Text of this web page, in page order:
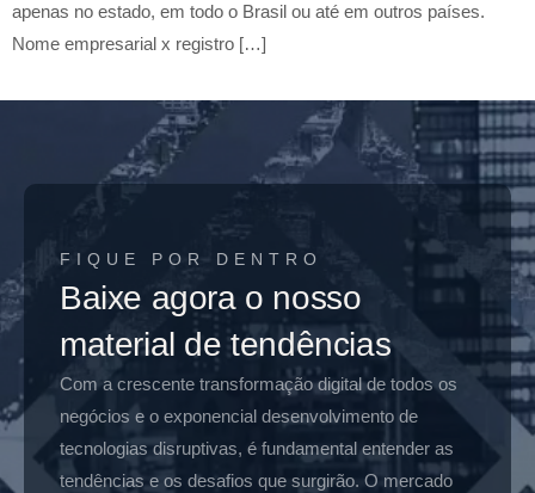
apenas no estado, em todo o Brasil ou até em outros países.
Nome empresarial x registro […]
FIQUE POR DENTRO
Baixe agora o nosso
material de tendências
Com a crescente transformação digital de todos os
negócios e o exponencial desenvolvimento de
tecnologias disruptivas, é fundamental entender as
tendências e os desafios que surgirão. O mercado